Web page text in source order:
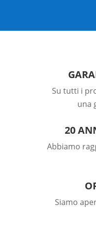
Su tutti i
una
20
Abbiamo
Siamo